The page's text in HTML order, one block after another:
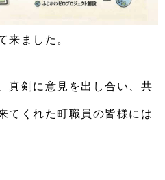
来ました。
真剣に意見を出し合い、共
てくれた町職員の皆様には